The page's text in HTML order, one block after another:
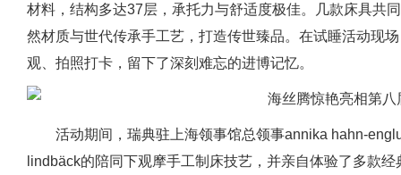
材料，结构多达37层，承托力与舒适度极佳。几款床具
然材质与世代传承手工艺，打造传世臻品。在试睡活动现
观、拍照打卡，留下了深刻难忘的进博记忆。
活动期间，瑞典驻上海领事馆总领事annika hahn-
lindbäck的陪同下观摩手工制床技艺，并亲自体验了多款